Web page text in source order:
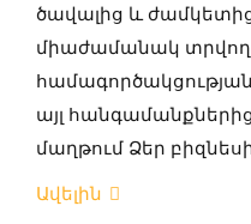
ծավալից և
միաժամանակ
այլ
մաղթում Ձեր
Ավելին